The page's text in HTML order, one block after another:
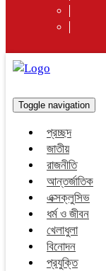
Toggle navigation
প্রচ্ছদ
জাতীয়
রাজনীতি
আন্তর্জাতিক
এক্সক্লুসিভ
ধর্ম ও জীবন
খেলাধুলা
বিনোদন
প্রযুক্তি